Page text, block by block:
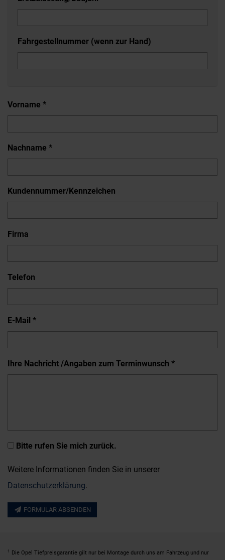
Fahrgestellnummer (wenn zur Hand)
Vorname *
Nachname *
Kundennummer/Kennzeichen
Firma
Telefon
E-Mail *
Ihre Nachricht /Angaben zum Terminwunsch *
Bitte rufen Sie mich zurück.
Weitere Informationen finden Sie in unserer
Datenschutzerklärung.
FORMULAR ABSENDEN
1 Die Opel Tiefpreisgarantie gilt nur bei Montage durch uns am Fahrzeug und nur